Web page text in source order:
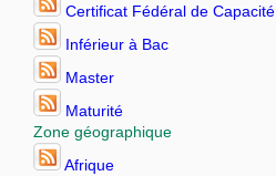
Certificat Fédéral de Capacité
Inférieur à Bac
Master
Maturité
Zone géographique
Afrique